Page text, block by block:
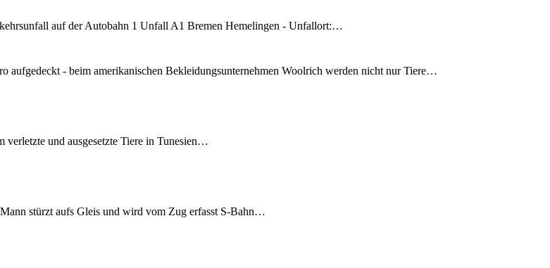
auf der Autobahn 1 Unfall A1 Bremen Hemelingen - Unfallort:…
aufgedeckt - beim amerikanischen Bekleidungsunternehmen Woolrich werden nicht nur Tiere…
und ausgesetzte Tiere in Tunesien…
stürzt aufs Gleis und wird vom Zug erfasst S-Bahn…